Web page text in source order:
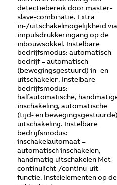
detectiebereik door master-
slave-combinatie. Extra
in-/uitschakelmogelijkheid via
impulsdrukkeringang op de
inbouwsokkel. Instelbare
bedrijfsmodus: automatisch
bedrijf = automatisch
(bewegingsgestuurd) in- en
uitschakelen. Instelbare
bedrijfsmodus:
halfautomatische,
inschakeling, automatische
(tijd- en bewegingsgestuurde)
uitschakeling. Instelbare
bedrijfsmodus:
inschakelautomaat =
automatisch inschakelen,
handmatig uitschakelen Met
continulicht-/continu-uit-
functie. Instelelementen op de